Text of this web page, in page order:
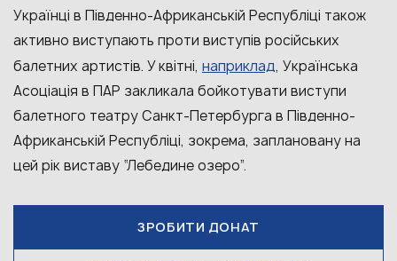
Українці в Південно-Африканській Республіці також
активно виступають проти виступів російських
балетних артистів. У квітні, наприклад, Українська
Асоціація в ПАР закликала бойкотувати виступи
балетного театру Санкт-Петербурга в Південно-
Африканській Республіці, зокрема, заплановану на
цей рік виставу “Лебедине озеро”.
ЗРОБИТИ ДОНАТ